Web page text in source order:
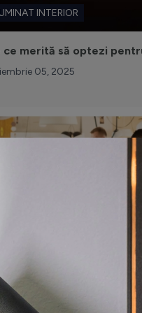
INTERIOR
ce merită să optezi
05, 2025
EXPOZIȚIONALE
Days 2025